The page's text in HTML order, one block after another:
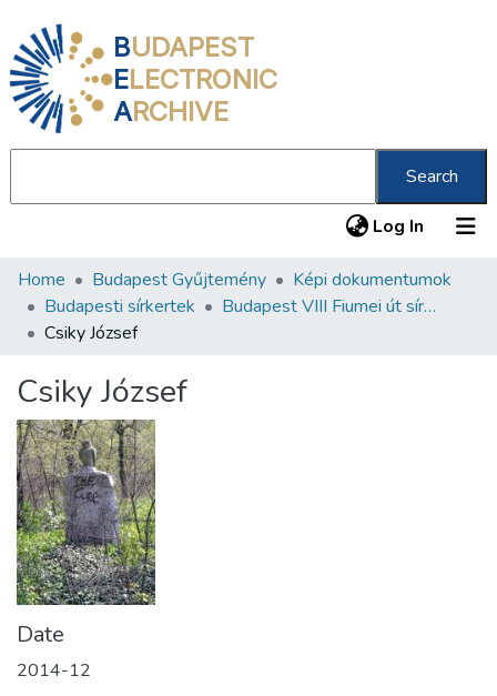
BUDAPEST
ELECTRONIC
ARCHIVE
Search
Log In (current)
Communities & Collections
All of DSpace
About us
Home Budapest Gyűjtemény
Képi dokumentumok
Budapesti sírkertek
Budapest VIII Fiumei út sírkert 2. rész
Csiky József
Csiky József
Date
2014-12